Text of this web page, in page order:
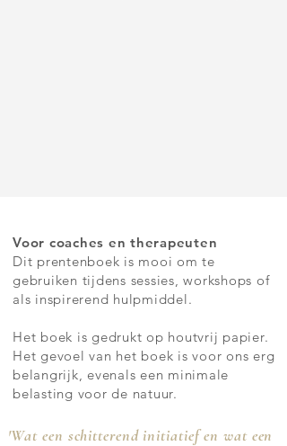
Voor coaches en therapeuten
Dit prentenboek is mooi om te
gebruiken tijdens sessies, workshops of
als inspirerend hulpmiddel.
Het boek is gedrukt op houtvrij papier.
Het gevoel van het boek is voor ons erg
belangrijk, evenals een minimale
belasting voor de natuur.
'Wat een schitterend initiatief en wat een